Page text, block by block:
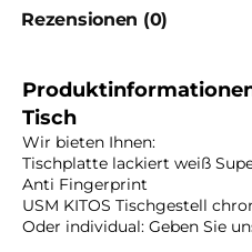
Rezensionen (0)
Tisch
Wir bieten Ihnen:
Tischplatte lackiert weiß
Anti Fingerprint
USM KITOS Tischgestell
Oder individual: Geben Sie